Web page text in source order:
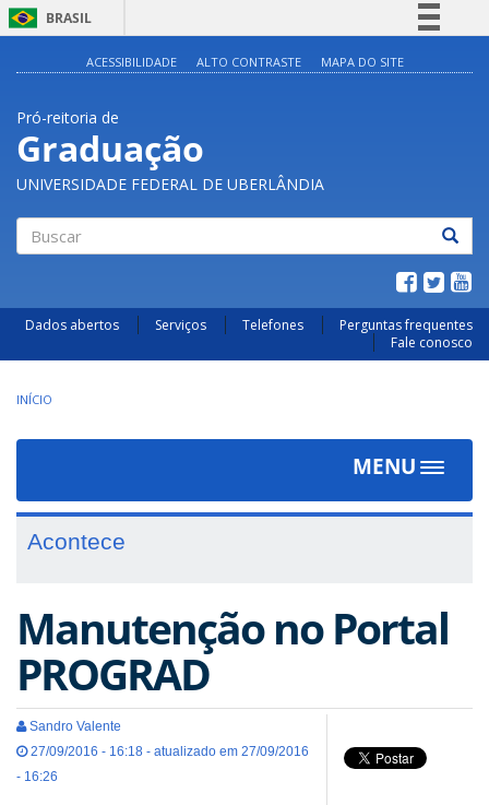
BRASIL
Legislação
Canais
ACESSIBILIDADE ALTO CONTRASTE MAPA DO SITE
Pró-reitoria de
Graduação
UNIVERSIDADE FEDERAL DE UBERLÂNDIA
Dados abertos Serviços Telefones
Perguntas frequentes
Fale conosco
INÍCIO
MENU
Toggle
Acontece
Manutenção no Portal
PROGRAD
Sandro Valente
27/09/2016 - 16:18 - atualizado em 27/09/2016
- 16:26